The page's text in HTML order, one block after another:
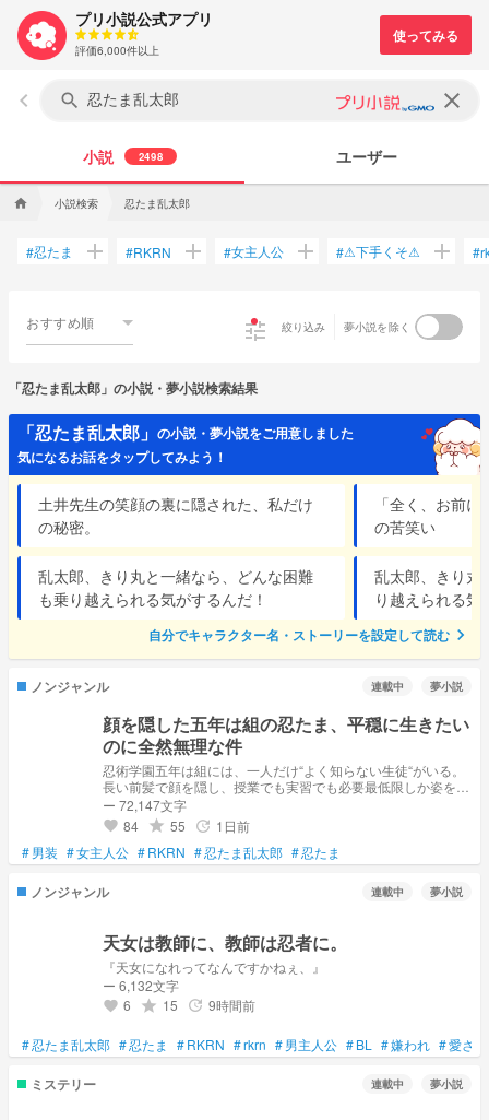
プリ小説公式アプリ
評価6,000件以上
keyboard_arrow_left search clear
小説 2498 ユーザー
home 小説検索 忍たま乱太郎
#忍たま add #RKRN add #女主人公 add #⚠下手くそ⚠ add #
おすすめ順 tune 絞り込み 夢小説を除く
「忍たま乱太郎」の小説・夢小説検索結果
「忍たま乱太郎」 の小説・夢小説をご用意しました
気になるお話をタップしてみよう！
土井先生の笑顔の裏に隠された、私だけ
の秘密。
乱太郎、きり丸と一緒なら、どんな困難
も乗り越えられる気がするんだ！
「全く、お前
の苦笑い
乱太郎、きり丸
り越えられる気
自分でキャラクター名・ストーリーを設定して読む chevron_right
ノンジャンル 連載中 夢小説
顔を隠した五年は組の忍たま、平穏に生きたい
のに全然無理な件
忍術学園五年は組には、一人だけ“よく知らない生徒“がいる。
長い前髪で顔を隠し、授業でも実習でも必要最低限しか姿をみ
せず、気配も薄い。 名前は知っていても、まともに話したこ
とのある生徒はほとんどいない。 その正体はーー 訳あって男
装し、くのたまではなく「忍たま」として学園に通う女の子だ
った。
ー 72,147文字
favorite 84 grade 55 update 1日前
#男装 #女主人公 #RKRN #忍たま乱太郎 #忍たま
ノンジャンル 連載中 夢小説
天女は教師に、教師は忍者に。
『天女になれってなんですかねぇ、』
ー 6,132文字
favorite 6 grade 15 update 9時間前
#忍たま乱太郎 #忍たま #RKRN #rkrn #男主人公 #BL #嫌われ #愛され
ミステリー 連載中 夢小説